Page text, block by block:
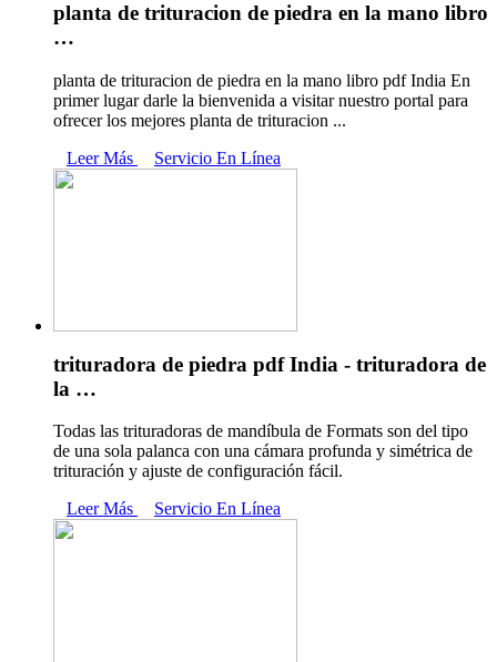
planta de trituracion de piedra en la mano libro
…
planta de trituracion de piedra en la mano libro pdf India En
primer lugar darle la bienvenida a visitar nuestro portal para
ofrecer los mejores planta de trituracion ...
Leer Más
Servicio En Línea
trituradora de piedra pdf India - trituradora de
la …
Todas las trituradoras de mandíbula de Formats son del tipo
de una sola palanca con una cámara profunda y simétrica de
trituración y ajuste de configuración fácil.
Leer Más
Servicio En Línea